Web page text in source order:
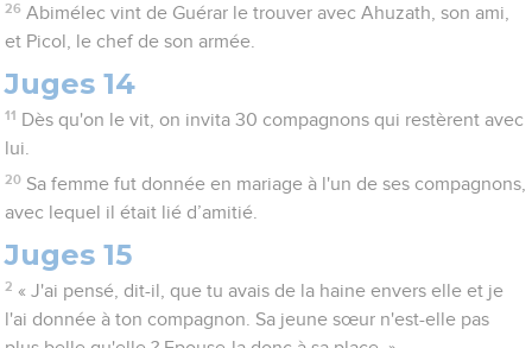
26 Abimélec vint de Guérar le trouver avec Ahuzath, son ami,
et Picol, le chef de son armée.
Juges 14
11 Dès qu'on le vit, on invita 30 compagnons qui restèrent avec
lui.
20 Sa femme fut donnée en mariage à l'un de ses compagnons,
avec lequel il était lié d’amitié.
Juges 15
2 « J'ai pensé, dit-il, que tu avais de la haine envers elle et je
l'ai donnée à ton compagnon. Sa jeune sœur n'est-elle pas